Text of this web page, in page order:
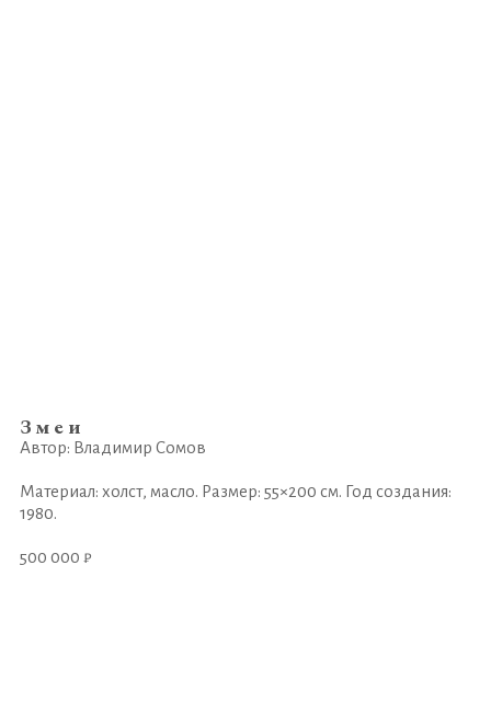
Змеи
Автор: Владимир Сомов
Материал: холст, масло. Размер: 55×200 см. Год создания:
1980.
500 000 ₽